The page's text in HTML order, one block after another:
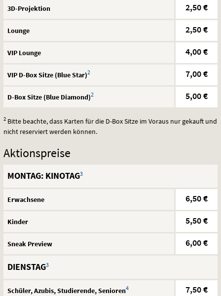
3D-Projektion 2,50 €
Lounge 2,50 €
VIP Lounge 4,00 €
VIP D-Box Sitze (Blue Star)2 7,00 €
D-Box Sitze (Blue Diamond)2 5,00 €
2 Bitte beachte, dass Karten für die D-Box Sitze im Voraus nur gekauft und
nicht reserviert werden können.
Aktionspreise
MONTAG: KINOTAG3
Erwachsene 6,50 €
Kinder 5,50 €
Sneak Preview 6,00 €
DIENSTAG3
Schüler, Azubis, Studierende, Senioren4 7,50 €